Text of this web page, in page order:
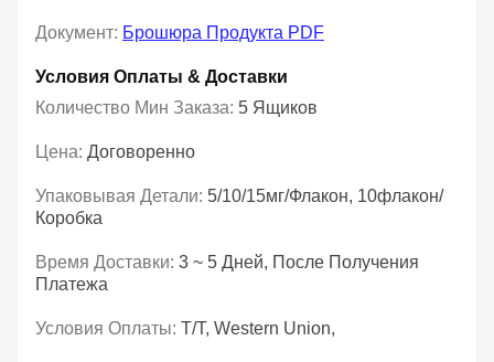
Документ: Брошюра Продукта PDF
Условия Оплаты & Доставки
Количество Мин Заказа: 5 Ящиков
Цена: Договоренно
Упаковывая Детали: 5/10/15мг/флакон, 10флакон/
Коробка
Время Доставки: 3 ~ 5 Дней, После Получения
Платежа
Условия Оплаты: T/T, Western Union,